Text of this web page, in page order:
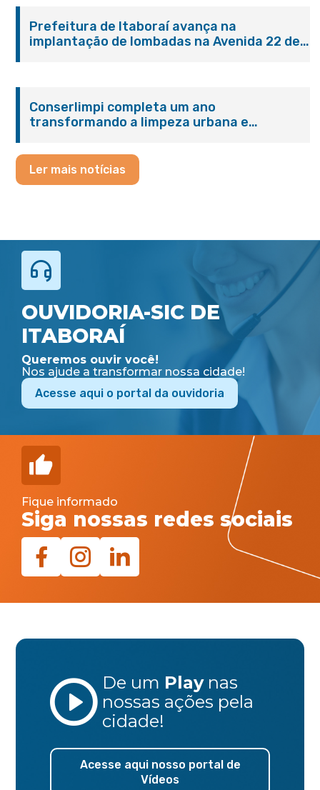
Prefeitura de Itaboraí avança na
implantação de lombadas na Avenida 22 de
Conserlimpi completa um ano
transformando a limpeza urbana e
Ler mais notícias
OUVIDORIA-SIC DE
ITABORAÍ
Queremos ouvir você!
Nos ajude a transformar nossa cidade!
Acesse aqui o portal da ouvidoria
Fique informado
Siga nossas redes sociais
De um Play nas
nossas ações pela
cidade!
Acesse aqui nosso portal de
Vídeos